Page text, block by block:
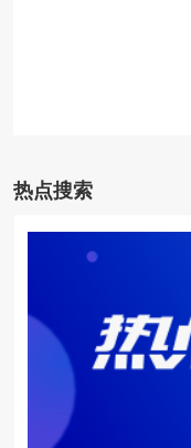
热点搜索